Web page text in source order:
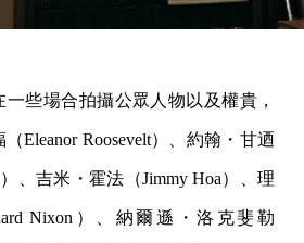
些場合拍攝公眾人物以及權貴，
Eleanor Roosevelt）、約翰・甘迺
、吉米・霍法（Jimmy Hoa）、理
Nixon）、納爾遜・洛克斐勒